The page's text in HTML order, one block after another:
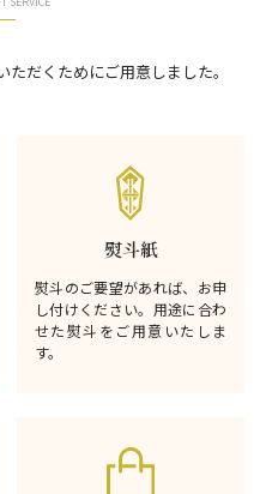
だくためにご用意しました。
熨斗紙
熨斗のご要望があれば、お申
し付けください。用途に合わ
せた熨斗をご用意いたしま
す。